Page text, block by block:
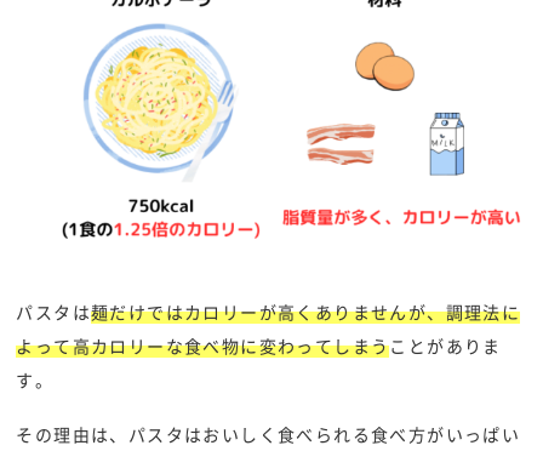
パスタは麺だけではカロリーが高くありませんが、調理法に
よって高カロリーな食べ物に変わってしまうことがありま
す。
その理由は、パスタはおいしく食べられる食べ方がいっぱい